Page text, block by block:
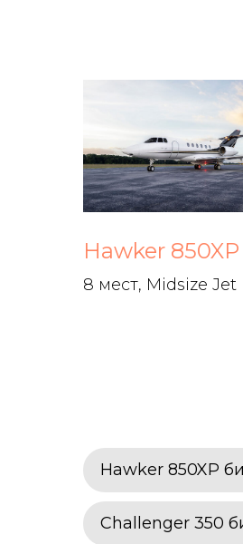
Hawker 850XP
8 мест, Midsize Jet
Hawker 850XP
Challenger 350